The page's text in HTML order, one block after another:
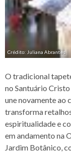
Crédito: Juliana Abrantes
O tradicional
no Santuário
une novamente ao
transforma
espiritualidade e
em andamento na
Jardim Botânico,